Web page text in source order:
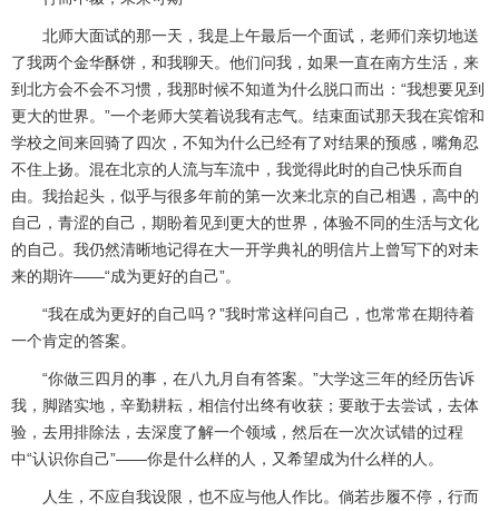
北师大面试的那一天，我是上午最后一个面试，老师们亲切地送
了我两个金华酥饼，和我聊天。他们问我，如果一直在南方生活，来
到北方会不会不习惯，我那时候不知道为什么脱口而出：“我想要见到
更大的世界。”一个老师大笑着说我有志气。结束面试那天我在宾馆和
学校之间来回骑了四次，不知为什么已经有了对结果的预感，嘴角忍
不住上扬。混在北京的人流与车流中，我觉得此时的自己快乐而自
由。我抬起头，似乎与很多年前的第一次来北京的自己相遇，高中的
自己，青涩的自己，期盼着见到更大的世界，体验不同的生活与文化
的自己。我仍然清晰地记得在大一开学典礼的明信片上曾写下的对未
来的期许——“成为更好的自己”。
“我在成为更好的自己吗？”我时常这样问自己，也常常在期待着
一个肯定的答案。
“你做三四月的事，在八九月自有答案。”大学这三年的经历告诉
我，脚踏实地，辛勤耕耘，相信付出终有收获；要敢于去尝试，去体
验，去用排除法，去深度了解一个领域，然后在一次次试错的过程
中“认识你自己”——你是什么样的人，又希望成为什么样的人。
人生，不应自我设限，也不应与他人作比。倘若步履不停，行而